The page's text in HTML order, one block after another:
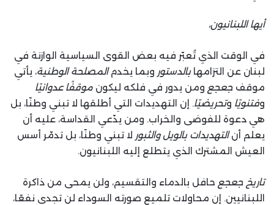
أيها اللبنانيون،
في الوقت الذي تُعبّر فيه بعض القوى السياسية الوازنة في
لبنان عن التزامهابالدستور وبما يخدمالمصلحة الوطنية، يأتي
موقف جعجع ومن يدور في فلكه ليكون موقفًا عدوانيًا
وفتنويًا وتحريضيًا. إن التهديدات التي أطلقها لا تبني وطنًا، بل
هي دعوة للفوضى والخراب. ومن يدّعي القداسة، عليه أن
يعلم أنالتهديدات بالويل والثبور لا تبني وطنًا، بل تدمّر أسس
العيش المشترك الذي يتطلع إليه اللبنانيون.
تاريخ جعجع حافل بالدماء والتقسيم، ولن يمحى من ذاكرة
اللبنانيين. إن محاولات تلميع صورته السوداء لن تجدي نفعًا،